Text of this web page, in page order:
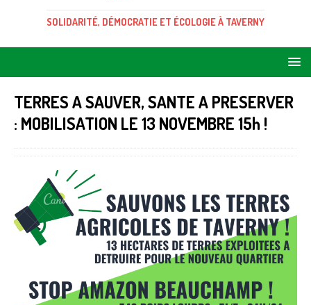
SOLIDARITÉ, DÉMOCRATIE ET ÉCOLOGIE À TAVERNY
TERRES A SAUVER, SANTE A PRESERVER
: MOBILISATION LE 13 NOVEMBRE 15h !